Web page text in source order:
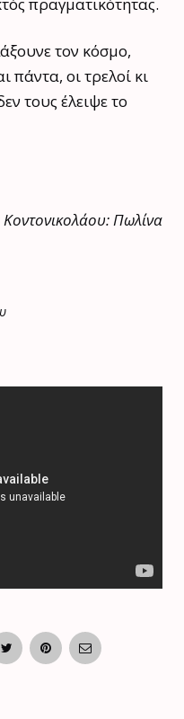
τον κόσμο,
πάντα, οι τρελοί κι
τους έλειψε το
Κοντονικολάου: Πωλίνα